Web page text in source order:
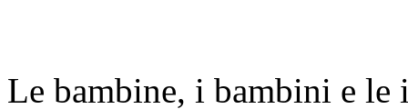
Le bambine, i bambini e le